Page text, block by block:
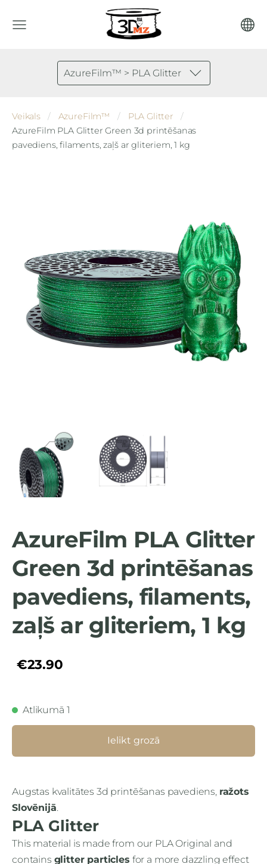
AzureFilm™ > PLA Glitter
Veikals AzureFilm™
PLA Glitter
AzureFilm PLA Glitter Green 3d printēšanas
pavediens, filaments, zaļš ar gliteriem, 1 kg
AzureFilm PLA Glitter
Green 3d printēšanas
pavediens, filaments,
zaļš ar gliteriem, 1 kg
€23.90
Atlikumā 1
Ielikt grozā
Augstas kvalitātes 3d printēšanas pavediens, ražots
Slovēnijā.
PLA Glitter
This material is made from our PLA Original and
contains glitter particles for a more dazzling effect